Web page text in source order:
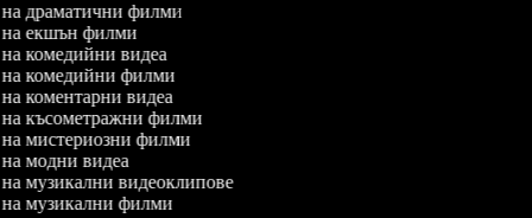
на драматични филми
на екшън филми
на комедийни видеа
на комедийни филми
на коментарни видеа
на късометражни филми
на мистериозни филми
на модни видеа
на музикални видеоклипове
на музикални филми